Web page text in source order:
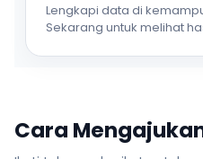
Lengkapi data di
Sekarang untuk melihat
Cara